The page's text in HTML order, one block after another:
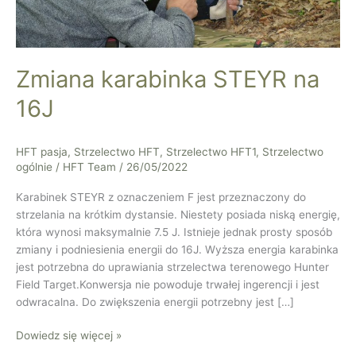
Zmiana karabinka STEYR na
16J
HFT pasja, Strzelectwo HFT, Strzelectwo HFT1, Strzelectwo
ogólnie / HFT Team / 26/05/2022
Karabinek STEYR z oznaczeniem F jest przeznaczony do
strzelania na krótkim dystansie. Niestety posiada niską energię,
która wynosi maksymalnie 7.5 J. Istnieje jednak prosty sposób
zmiany i podniesienia energii do 16J. Wyższa energia karabinka
jest potrzebna do uprawiania strzelectwa terenowego Hunter
Field Target.Konwersja nie powoduje trwałej ingerencji i jest
odwracalna. Do zwiększenia energii potrzebny jest […]
Dowiedz się więcej »